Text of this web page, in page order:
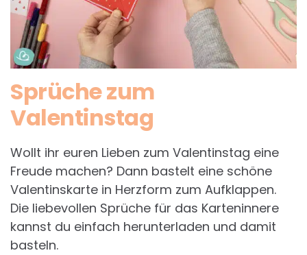
Sprüche zum
Valentinstag
Wollt ihr euren Lieben zum Valentinstag eine
Freude machen? Dann bastelt eine schöne
Valentinskarte in Herzform zum Aufklappen.
Die liebevollen Sprüche für das Karteninnere
kannst du einfach herunterladen und damit
basteln.